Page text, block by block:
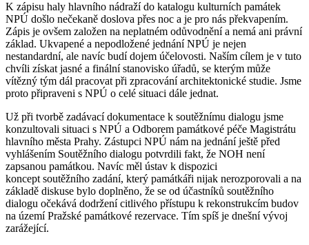
K zápisu haly hlavního nádraží do katalogu kulturních památek
NPÚ došlo nečekaně doslova přes noc a je pro nás překvapením.
Zápis je ovšem založen na neplatném odůvodnění a nemá ani právní
základ. Ukvapené a nepodložené jednání NPÚ je nejen
nestandardní, ale navíc budí dojem účelovosti. Naším cílem je v tuto
chvíli získat jasné a finální stanovisko úřadů, se kterým může
vítězný tým dál pracovat při zpracování architektonické studie. Jsme
proto připraveni s NPÚ o celé situaci dále jednat.
Už při tvorbě zadávací dokumentace k soutěžnímu dialogu jsme
konzultovali situaci s NPÚ a Odborem památkové péče Magistrátu
hlavního města Prahy. Zástupci NPÚ nám na jednání ještě před
vyhlášením Soutěžního dialogu potvrdili fakt, že NOH není
zapsanou památkou. Navíc měl ústav k dispozici
koncept soutěžního zadání, který památkáři nijak nerozporovali a na
základě diskuse bylo doplněno, že se od účastníků soutěžního
dialogu očekává dodržení citlivého přístupu k rekonstrukcím budov
na území Pražské památkové rezervace. Tím spíš je dnešní vývoj
zarážející.